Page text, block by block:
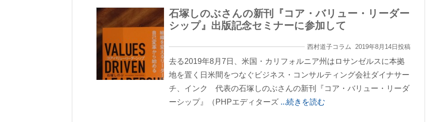
石塚しのぶさんの新刊『コア・バリュー・リーダー
シップ』出版記念セミナーに参加して
西村道子コラム 2019年8月14日投稿
去る2019年8月7日、米国・カリフォルニア州はロサンゼルスに本拠
地を置く日米間をつなぐビジネス・コンサルティング会社ダイナサー
チ、インク 代表の石塚しのぶさんの新刊『コア・バリュー・リーダ
ーシップ』（PHPエディターズ ...続きを読む